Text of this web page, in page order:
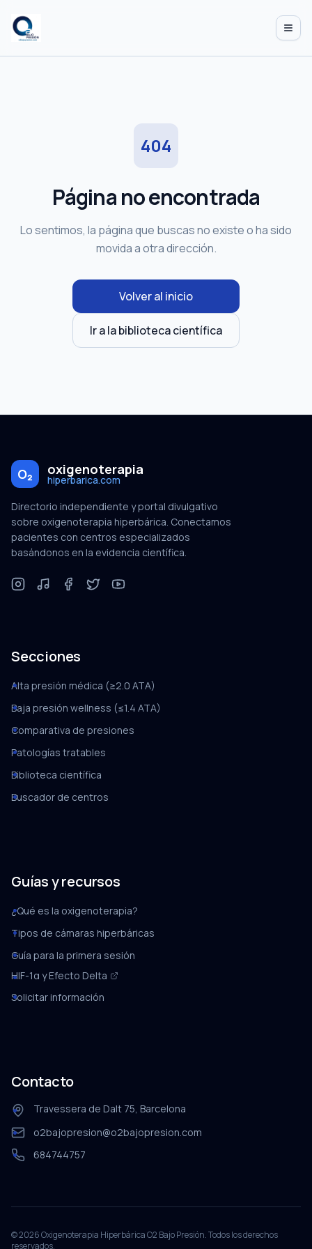
Abrir
404
Página no encontrada
Lo sentimos, la página que buscas no existe o ha sido
movida a otra dirección.
Volver al inicio
Ir a la biblioteca científica
O₂ oxigenoterapia
hiperbarica.com
Directorio independiente y portal divulgativo
sobre oxigenoterapia hiperbárica. Conectamos
pacientes con centros especializados
basándonos en la evidencia científica.
Secciones
Alta presión médica (≥2.0 ATA)
Baja presión wellness (≤1.4 ATA)
Comparativa de presiones
Patologías tratables
Biblioteca científica
Buscador de centros
Guías y recursos
¿Qué es la oxigenoterapia?
Tipos de cámaras hiperbáricas
Guía para la primera sesión
HIF-1α y Efecto Delta
Solicitar información
Contacto
Travessera de Dalt 75, Barcelona
o2bajopresion@o2bajopresion.com
684744757
©2026Oxigenoterapia Hiperbárica O2 Bajo Presión. Todos los derechos
reservados.